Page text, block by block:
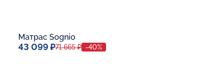
Матрас Sognio
43 099 ₽71 665 ₽ -40%